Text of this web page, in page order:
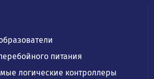
питания
логические контроллеры